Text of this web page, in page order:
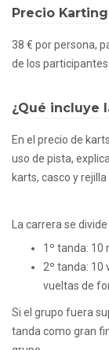
Precio
38 € por persona,
de los
¿Qué incluye
En el precio de
uso de pista,
karts, casco y
La carrera se
1º tanda:
2º tanda: 10
vueltas de
Si el grupo fuera
tanda como gran